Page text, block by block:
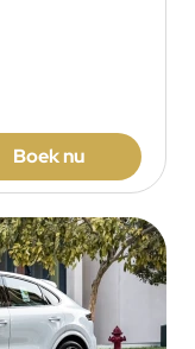
Boek nu